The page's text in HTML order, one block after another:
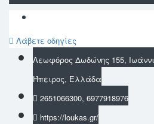
Λάβετε οδηγίες
Λεωφόρος Δωδώνης 155,
Ήπειρος, Ελλάδα
2651066300, 6977918976
https://loukas.gr/